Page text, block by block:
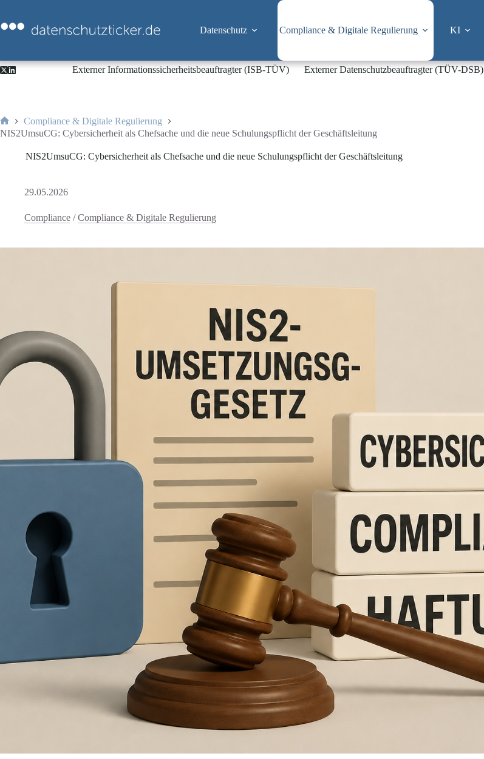
springen
Datenschutz Compliance & Digitale Regulierung KI
Externer Informationssicherheitsbeauftragter (ISB-TÜV) Externer Datenschutzbeauftragter (TÜV-DSB)
Start
Compliance & Digitale Regulierung
NIS2UmsuCG: Cybersicherheit als Chefsache und die neue Schulungspflicht der Geschäftsleitung
NIS2UmsuCG: Cybersicherheit als Chefsache und die neue Schulungspflicht der Geschäftsleitung
29.05.2026
Compliance /Compliance & Digitale Regulierung